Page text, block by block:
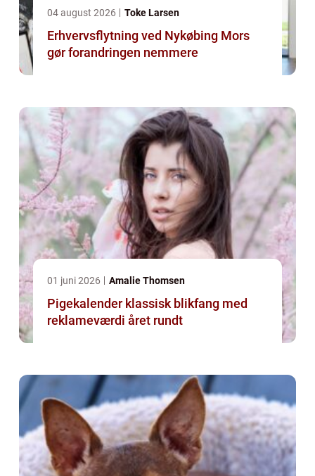
04 august 2026 Toke Larsen
Erhvervsflytning ved Nykøbing Mors
gør forandringen nemmere
01 juni 2026 Amalie Thomsen
Pigekalender klassisk blikfang med
reklameværdi året rundt